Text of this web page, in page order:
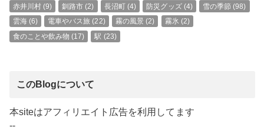
赤井川村(9) 釧路市 (2) 長沼町(4) 防災グッズ(4) 雪の季節 (98)
雲海(6) 電車やバス旅 (22) 霧の風景 (2) 霧氷 (2)
食のことや飲み物 (17) 駅 (23)
このBlogについて
本siteはアフィリエイト広告を利用してます
--